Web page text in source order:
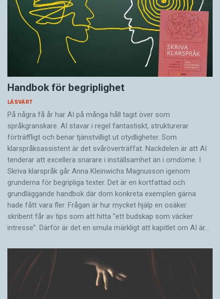
Handbok för begriplighet
LÄSVÄRT
På några få år har AI på många håll tagit över som
språkgranskare. AI stavar i regel fantastiskt, strukturerar
förträffligt och benar tjänstvilligt ut otydligheter. Som
klarspråksassistent är det svår­överträffat. Nack­delen är att AI
tenderar att excellera snarare i inställsamhet än i omdöme. I
Skriva klarspråk går Anna Kleinwichs Magnusson igenom
grunderna för begripliga texter. Det är en kortfattad och
grundläggande handbok där dom konkreta exemplen gärna
hade fått vara fler. Frågan är hur mycket hjälp en osäker
skribent får av tips som att hitta ”ett budskap som väcker
intresse”. Därför är det en smula märkligt att kapitlet om AI är…